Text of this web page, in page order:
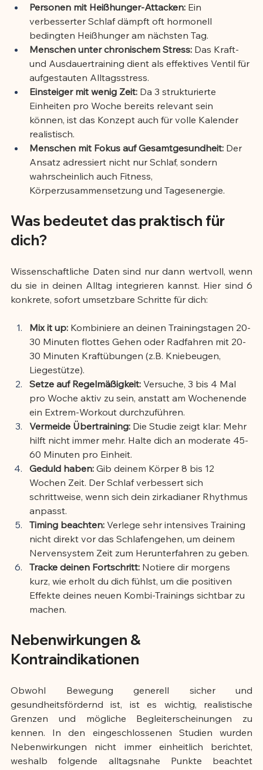
Personen mit Heißhunger-Attacken: Ein
verbesserter Schlaf dämpft oft hormonell
bedingten Heißhunger am nächsten Tag.
Menschen unter chronischem Stress: Das Kraft-
und Ausdauertraining dient als effektives Ventil für
aufgestauten Alltagsstress.
Einsteiger mit wenig Zeit: Da 3 strukturierte
Einheiten pro Woche bereits relevant sein
können, ist das Konzept auch für volle Kalender
realistisch.
Menschen mit Fokus auf Gesamtgesundheit: Der
Ansatz adressiert nicht nur Schlaf, sondern
wahrscheinlich auch Fitness,
Körperzusammensetzung und Tagesenergie.
Was bedeutet das praktisch für
dich?
Wissenschaftliche Daten sind nur dann wertvoll, wenn
du sie in deinen Alltag integrieren kannst. Hier sind 6
konkrete, sofort umsetzbare Schritte für dich:
Mix it up: Kombiniere an deinen Trainingstagen 20-
30 Minuten flottes Gehen oder Radfahren mit 20-
30 Minuten Kraftübungen (z.B. Kniebeugen,
Liegestütze).
Setze auf Regelmäßigkeit: Versuche, 3 bis 4 Mal
pro Woche aktiv zu sein, anstatt am Wochenende
ein Extrem-Workout durchzuführen.
Vermeide Übertraining: Die Studie zeigt klar: Mehr
hilft nicht immer mehr. Halte dich an moderate 45-
60 Minuten pro Einheit.
Geduld haben: Gib deinem Körper 8 bis 12
Wochen Zeit. Der Schlaf verbessert sich
schrittweise, wenn sich dein zirkadianer Rhythmus
anpasst.
Timing beachten: Verlege sehr intensives Training
nicht direkt vor das Schlafengehen, um deinem
Nervensystem Zeit zum Herunterfahren zu geben.
Tracke deinen Fortschritt: Notiere dir morgens
kurz, wie erholt du dich fühlst, um die positiven
Effekte deines neuen Kombi-Trainings sichtbar zu
machen.
Nebenwirkungen &
Kontraindikationen
Obwohl Bewegung generell sicher und
gesundheitsfördernd ist, ist es wichtig, realistische
Grenzen und mögliche Begleiterscheinungen zu
kennen. In den eingeschlossenen Studien wurden
Nebenwirkungen nicht immer einheitlich berichtet,
weshalb folgende alltagsnahe Punkte beachtet